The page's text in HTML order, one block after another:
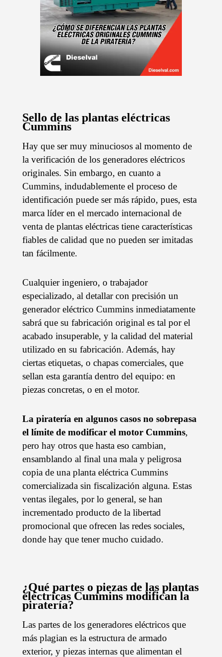
Sello de las plantas eléctricas
Cummins
Hay que ser muy minuciosos al momento de
la verificación de los generadores eléctricos
originales. Sin embargo, en cuanto a
Cummins, indudablemente el proceso de
identificación puede ser más rápido, pues, esta
marca líder en el mercado internacional de
venta de plantas eléctricas tiene características
fiables de calidad que no pueden ser imitadas
tan fácilmente.
Cualquier ingeniero, o trabajador
especializado, al detallar con precisión un
generador eléctrico Cummins inmediatamente
sabrá que su fabricación original es tal por el
acabado insuperable, y la calidad del material
utilizado en su fabricación. Además, hay
ciertas etiquetas, o chapas comerciales, que
sellan esta garantía dentro del equipo: en
piezas concretas, o en el motor.
La piratería en algunos casos no sobrepasa
el límite de modificar el motor Cummins,
pero hay otros que hasta eso cambian,
ensamblando al final una mala y peligrosa
copia de una planta eléctrica Cummins
comercializada sin fiscalización alguna. Estas
ventas ilegales, por lo general, se han
incrementado producto de la libertad
promocional que ofrecen las redes sociales,
donde hay que tener mucho cuidado.
¿Qué partes o piezas de las plantas
eléctricas Cummins modifican la
piratería?
Las partes de los generadores eléctricos que
más plagian es la estructura de armado
exterior, y piezas internas que alimentan el